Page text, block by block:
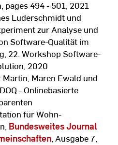
pages 494 - 501, 2021
Luderschmidt und
zur Analyse und
Software-Qualität im
22. Workshop Software-
2020
Maren Ewald und
- Onlinebasierte
für Wohn-
Bundesweites Journal
, Ausgabe 7,